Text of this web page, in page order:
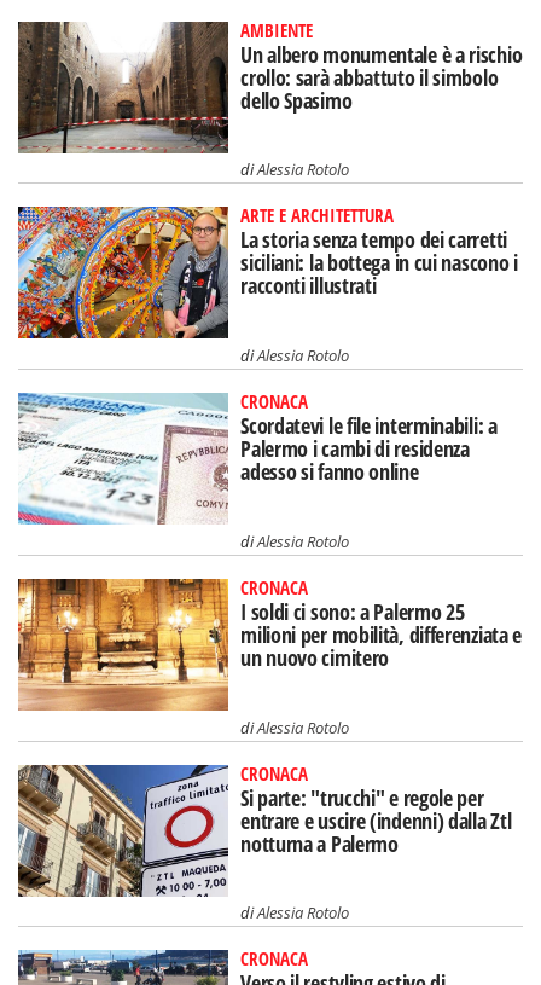
AMBIENTE
Un albero monumentale è a rischio
crollo: sarà abbattuto il simbolo
dello Spasimo
diAlessia Rotolo
ARTE E ARCHITETTURA
La storia senza tempo dei carretti
siciliani: la bottega in cui nascono i
racconti illustrati
diAlessia Rotolo
CRONACA
Scordatevi le file interminabili: a
Palermo i cambi di residenza
adesso si fanno online
diAlessia Rotolo
CRONACA
I soldi ci sono: a Palermo 25
milioni per mobilità, differenziata e
un nuovo cimitero
diAlessia Rotolo
CRONACA
Si parte: "trucchi" e regole per
entrare e uscire (indenni) dalla Ztl
notturna a Palermo
diAlessia Rotolo
CRONACA